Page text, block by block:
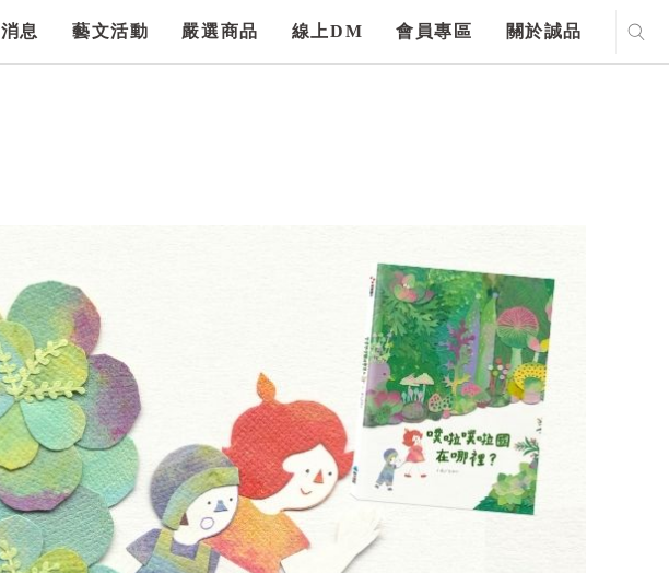
息 藝文活動 嚴選商品 線上DM 會員專區 關於誠品